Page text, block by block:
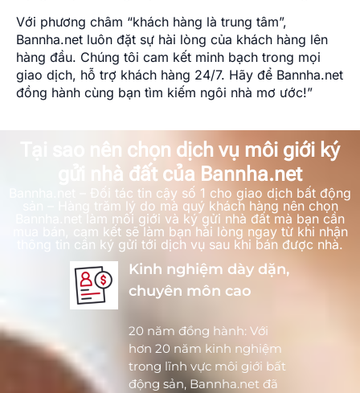
Với phương châm “khách hàng là trung tâm”,
Bannha.net luôn đặt sự hài lòng của khách hàng lên
hàng đầu. Chúng tôi cam kết minh bạch trong mọi
giao dịch, hỗ trợ khách hàng 24/7. Hãy để Bannha.net
đồng hành cùng bạn tìm kiếm ngôi nhà mơ ước!”
Tại sao nên chọn dịch vụ môi giới ký
gửi nhà đất của Bannha.net
Bannha.net – Đối tác tin cậy số 1 cho giao dịch bất động
sản – Hàng trăm lý do mà quý khách hàng nên chọn
Bannha.net làm môi giới và ký gửi nhà đất mà bạn cần
mua bán, cam kết sẽ làm bạn hài lòng ngay từ khi nhận
thông tin cần ký gửi tới dịch vụ sau khi bán được nhà.
Kinh nghiệm dày dặn,
chuyên môn cao
20 năm đồng hành: Với
hơn 20 năm kinh nghiệm
trong lĩnh vực môi giới bất
động sản, Bannha.net đã